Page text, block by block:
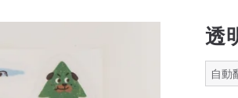
透
自動